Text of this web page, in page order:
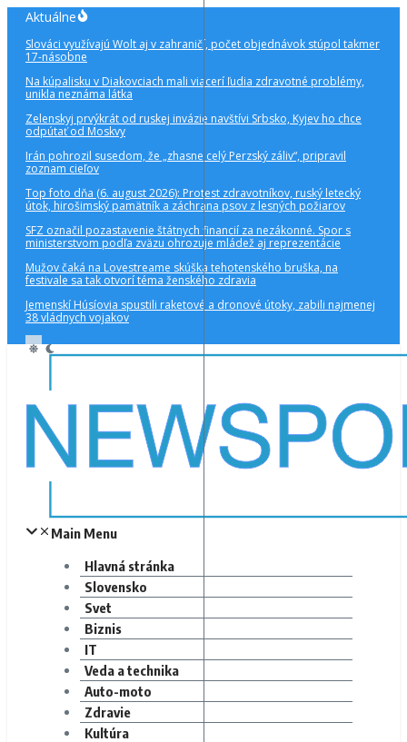
Preskočiť
obsah
Aktuálne
Slováci využívajú Wolt aj v zahraničí, počet objednávok stúpol takmer
17-násobne
Na kúpalisku v Diakovciach mali viacerí ľudia zdravotné problémy,
unikla neznáma látka
Zelenskyj prvýkrát od ruskej invázie navštívi Srbsko, Kyjev ho chce
odpútať od Moskvy
Irán pohrozil susedom, že „zhasne celý Perzský záliv“, pripravil
zoznam cieľov
Top foto dňa (6. august 2026): Protest zdravotníkov, ruský letecký
útok, hirošimský pamätník a záchrana psov z lesných požiarov
SFZ označil pozastavenie štátnych financií za nezákonné. Spor s
ministerstvom podľa zväzu ohrozuje mládež aj reprezentácie
Mužov čaká na Lovestreame skúška tehotenského bruška, na
festivale sa tak otvorí téma ženského zdravia
Jemenskí Húsíovia spustili raketové a dronové útoky, zabili najmenej
38 vládnych vojakov
Main Menu
Hlavná stránka
Slovensko
Svet
Biznis
IT
Veda a technika
Auto-moto
Zdravie
Kultúra